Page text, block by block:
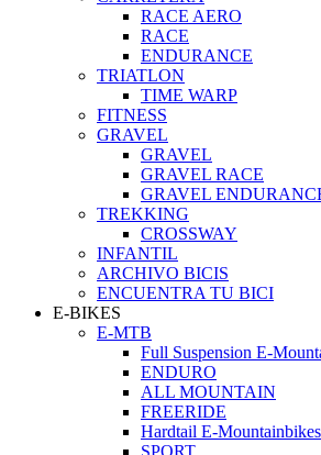
RACE AERO
RACE
ENDURANCE
TRIATLON
TIME WARP
FITNESS
GRAVEL
GRAVEL
GRAVEL RACE
GRAVEL
TREKKING
CROSSWAY
INFANTIL
ARCHIVO BICIS
ENCUENTRA TU BICI
E-BIKES
E-MTB
Full Suspension E-
ENDURO
ALL MOUNTAIN
FREERIDE
Hardtail E-Mountainbikes
SPORT